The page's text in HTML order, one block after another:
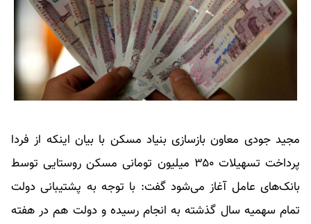
مجید جودی معاون بازسازی بنیاد مسکن با بیان اینکه از فردا
پرداخت تسهیلات ۳۵۰ میلیون تومانی مسکن روستایی توسط
بانک‌های عامل آغاز می‌شود گفت: با توجه به پشتیبانی دولت
تمام سهمیه سال گذشته به انجام رسیده و دولت هم در هفته